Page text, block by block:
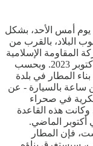
يوم أمس الأحد، بشكل
البلاد، بالقرب من
المقاومة الإسلامية
الفلسطينية (حماس) هجماتها في السابع من أكتوبر 2023. وبحسب
المطار في بلدة
- أي أقل من ساعة بالسيارة - عن
في صحراء
تضم طائرات مقاتلة من طراز إف-35. وكانت هذه القاعدة
الماضي.
فإن المطار